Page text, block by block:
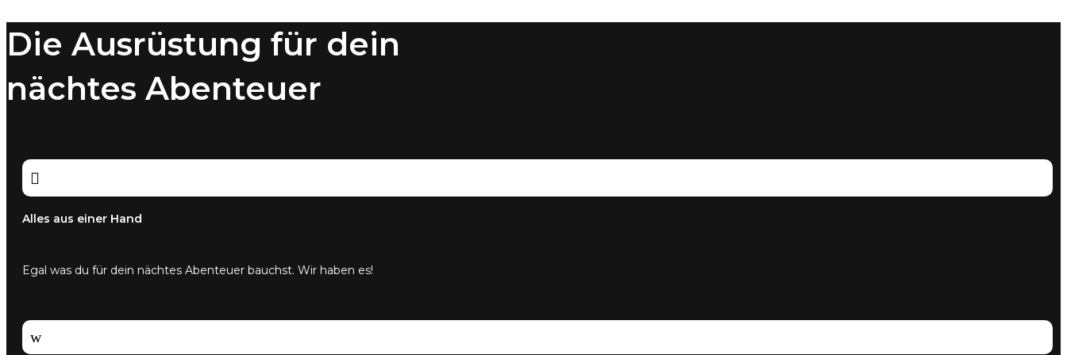
Die Ausrüstung für dein
nächtes Abenteuer

Alles aus einer Hand
Egal was du für dein nächtes Abenteuer bauchst. Wir haben es!
w